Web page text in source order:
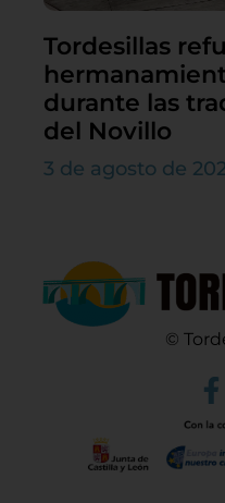
Tordesillas
durante las
del Novillo
3 de agosto de
©